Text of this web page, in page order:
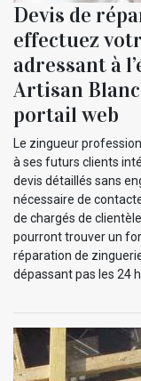
Devis de
effectuez
adressant à
Artisan
portail web
Le zingueur
à ses futurs clients
devis détaillés sans
nécessaire de
de chargés de
pourront trouver un
réparation de
dépassant pas les 24